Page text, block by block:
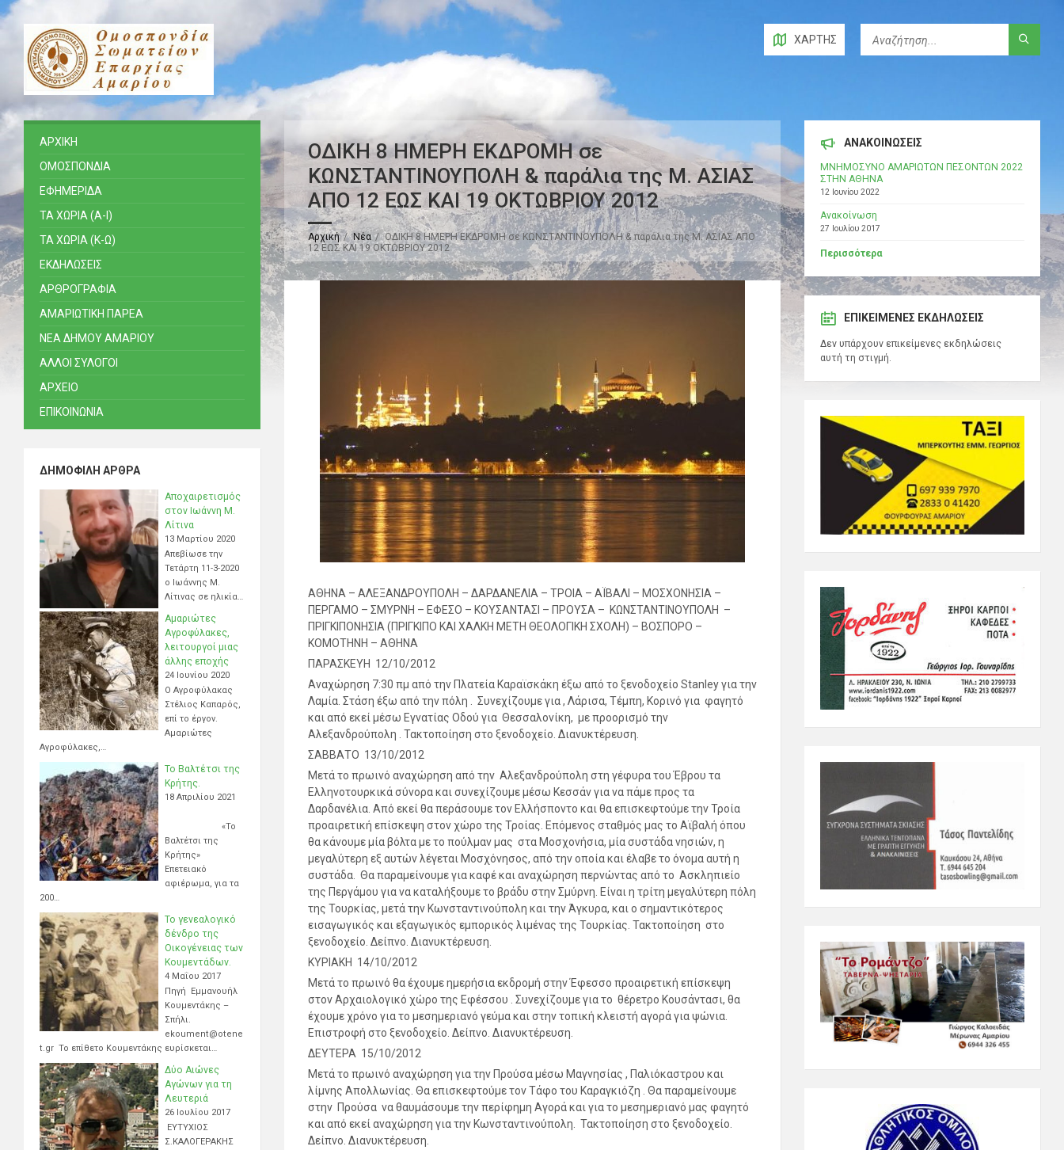
ΧΆΡΤΗΣ
ΟΔΙΚΗ 8 ΗΜΕΡΗ ΕΚΔΡΟΜΗ σε
ΚΩΝΣΤΑΝΤΙΝΟΥΠΟΛΗ & παράλια της Μ. ΑΣΙΑΣ
ΑΠΟ 12 ΕΩΣ ΚΑΙ 19 ΟΚΤΩΒΡΙΟΥ 2012
Αρχική Νέα
ΟΔΙΚΗ 8 ΗΜΕΡΗ ΕΚΔΡΟΜΗ σε ΚΩΝΣΤΑΝΤΙΝΟΥΠΟΛΗ & παράλια της Μ. ΑΣΙΑΣ ΑΠΟ
12 ΕΩΣ ΚΑΙ 19 ΟΚΤΩΒΡΙΟΥ 2012
ΑΘΗΝΑ – ΑΛΕΞΑΝΔΡΟΥΠΟΛΗ – ΔΑΡΔΑΝΕΛΙΑ – ΤΡΟΙΑ – ΑΪΒΑΛΙ – ΜΟΣΧΟΝΗΣΙΑ –
ΠΕΡΓΑΜΟ – ΣΜΥΡΝΗ – ΕΦΕΣΟ – ΚΟΥΣΑΝΤΑΣΙ – ΠΡΟΥΣΑ – ΚΩΝΣΤΑΝΤΙΝΟΥΠΟΛΗ –
ΠΡΙΓΚΙΠΟΝΗΣΙΑ (ΠΡΙΓΚΙΠΟ ΚΑΙ ΧΑΛΚΗ ΜΕΤΗ ΘΕΟΛΟΓΙΚΗ ΣΧΟΛΗ) – ΒΟΣΠΟΡΟ –
ΚΟΜΟΤΗΝΗ – ΑΘΗΝΑ
ΠΑΡΑΣΚΕΥΗ 12/10/2012
Αναχώρηση 7:30 πμ από την Πλατεία Καραϊσκάκη έξω από το ξενοδοχείο Stanley για την
Λαμία. Στάση έξω από την πόλη . Συνεχίζουμε για , Λάρισα, Τέμπη, Κορινό για φαγητό
και από εκεί μέσω Εγνατίας Οδού για Θεσσαλονίκη, με προορισμό την
Αλεξανδρούπολη . Τακτοποίηση στο ξενοδοχείο. Διανυκτέρευση.
ΣΑΒΒΑΤΟ 13/10/2012
Μετά το πρωινό αναχώρηση από την Αλεξανδρούπολη στη γέφυρα του Έβρου τα
Ελληνοτουρκικά σύνορα και συνεχίζουμε μέσω Κεσσάν για να πάμε προς τα
Δαρδανέλια. Από εκεί θα περάσουμε τον Ελλήσποντο και θα επισκεφτούμε την Τροία
προαιρετική επίσκεψη στον χώρο της Τροίας. Επόμενος σταθμός μας το Αϊβαλή όπου
θα κάνουμε μία βόλτα με το πούλμαν μας στα Μοσχονήσια, μία συστάδα νησιών, η
μεγαλύτερη εξ αυτών λέγεται Μοσχόνησος, από την οποία και έλαβε το όνομα αυτή η
συστάδα. Θα παραμείνουμε για καφέ και αναχώρηση περνώντας από το Ασκληπιείο
της Περγάμου για να καταλήξουμε το βράδυ στην Σμύρνη. Είναι η τρίτη μεγαλύτερη πόλη
της Τουρκίας, μετά την Κωνσταντινούπολη και την Άγκυρα, και ο σημαντικότερος
εισαγωγικός και εξαγωγικός εμπορικός λιμένας της Τουρκίας. Τακτοποίηση στο
ξενοδοχείο. Δείπνο. Διανυκτέρευση.
ΚΥΡΙΑΚΗ 14/10/2012
Μετά το πρωινό θα έχουμε ημερήσια εκδρομή στην Έφεσσο προαιρετική επίσκεψη
στον Αρχαιολογικό χώρο της Εφέσσου . Συνεχίζουμε για το θέρετρο Κουσάντασι, θα
έχουμε χρόνο για το μεσημεριανό γεύμα και στην τοπική κλειστή αγορά για ψώνια.
Επιστροφή στο ξενοδοχείο. Δείπνο. Διανυκτέρευση.
ΔΕΥΤΕΡΑ 15/10/2012
Μετά το πρωινό αναχώρηση για την Προύσα μέσω Μαγνησίας , Παλιόκαστρου και
λίμνης Απολλωνίας. Θα επισκεφτούμε τον Τάφο του Καραγκιόζη . Θα παραμείνουμε
στην Προύσα να θαυμάσουμε την περίφημη Αγορά και για το μεσημεριανό μας φαγητό
και από εκεί αναχώρηση για την Κωνσταντινούπολη. Τακτοποίηση στο ξενοδοχείο.
Δείπνο. Διανυκτέρευση.
ΑΡΧΙΚΗ
ΟΜΟΣΠΟΝΔΙΑ
ΕΦΗΜΕΡΙΔΑ
ΤΑ ΧΩΡΙΑ (Α-Ι)
ΤΑ ΧΩΡΙΑ (Κ-Ω)
ΕΚΔΗΛΩΣΕΙΣ
ΑΡΘΡΟΓΡΑΦΙΑ
ΑΜΑΡΙΩΤΙΚΗ ΠΑΡΕΑ
ΝΕΑ ΔΗΜΟΥ ΑΜΑΡΙΟΥ
ΑΛΛΟΙ ΣΥΛΟΓΟΙ
ΑΡΧΕΙΟ
ΕΠΙΚΟΙΝΩΝΙΑ
ΔΗΜΟΦΙΛΉ ΆΡΘΡΑ
Αποχαιρετισμός
στον Ιωάννη Μ.
Λίτινα
13 Μαρτίου 2020
Απεβίωσε την
Τετάρτη 11-3-2020
ο Ιωάννης Μ.
Λίτινας σε ηλικία…
Αμαριώτες
Αγροφύλακες,
λειτουργοί μιας
άλλης εποχής
24 Ιουνίου 2020
Ο Αγροφύλακας
Στέλιος Καπαρός,
επί το έργον.
Αμαριώτες
Αγροφύλακες,…
Το Βαλτέτσι της
Κρήτης.
18 Απριλίου 2021
«Το
Βαλτέτσι της
Κρήτης»
Επετειακό
αφιέρωμα, για τα
200…
Το γενεαλογικό
δένδρο της
Οικογένειας των
Κουμεντάδων.
4 Μαΐου 2017
Πηγή Εμμανουήλ
Κουμεντάκης –
Σπήλι.
ekoument@otene
t.gr Το επίθετο Κουμεντάκης ευρίσκεται…
Δύο Αιώνες
Αγώνων για τη
Λευτεριά
26 Ιουλίου 2017
ΕΥΤΥΧΙΟΣ
Σ.ΚΑΛΟΓΕΡΑΚΗΣ
ΑΝΑΚΟΙΝΩΣΕΙΣ
ΜΝΗΜΟΣΥΝΟ ΑΜΑΡΙΩΤΩΝ ΠΕΣΟΝΤΩΝ 2022
ΣΤΗΝ ΑΘΗΝΑ
12 Ιουνίου 2022
Ανακοίνωση
27 Ιουλίου 2017
Περισσότερα
ΕΠΙΚΕΊΜΕΝΕΣ ΕΚΔΗΛΏΣΕΙΣ
Δεν υπάρχουν επικείμενες εκδηλώσεις
αυτή τη στιγμή.